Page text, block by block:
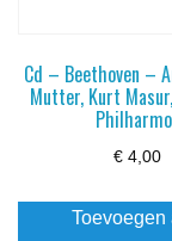
Cd – Beethoven –
Mutter, Kurt
€ 4,00
Toevoegen